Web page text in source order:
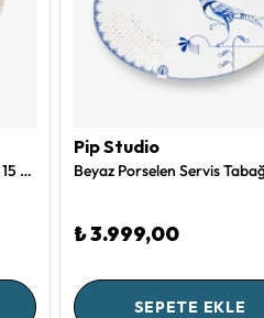
Beyaz Porselen Salata Kasesi 15 Cm Royal Gold White Collection by Pip Studio
Pip Studio
₺ 3.999,00
SEPETE EKLE